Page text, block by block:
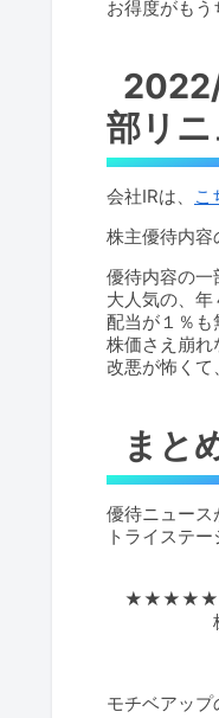
お得度がもう
部リ
会社IRは、 こ
株主優待内容
優待内容の一
大人気の、年
配当が１％も
株価さえ崩れ
改悪が怖くて
まと
優待ニュース
トライステ
★★★★★
株主優待
モチベアッ